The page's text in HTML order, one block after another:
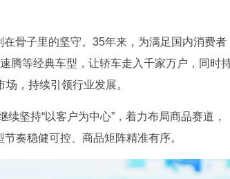
骨子里的坚守。35年来，为满足国内消费者
腾等经典车型，让轿车走入千家万户，同时
，持续引领行业发展。
坚持“以客户为中心”，着力布局商品赛道，
奏稳健可控、商品矩阵精准有序。